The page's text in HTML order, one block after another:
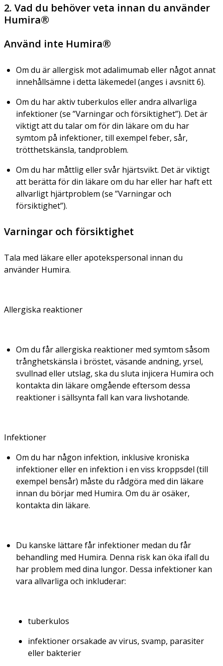
2. Vad du behöver veta innan du använder
Humira®
Använd inte Humira®
Om du är allergisk mot adalimumab eller något annat
innehållsämne i detta läkemedel (anges i avsnitt 6).
Om du har aktiv tuberkulos eller andra allvarliga
infektioner (se ”Varningar och försiktighet”). Det är
viktigt att du talar om för din läkare om du har
symtom på infektioner, till exempel feber, sår,
trötthetskänsla, tandproblem.
Om du har måttlig eller svår hjärtsvikt. Det är viktigt
att berätta för din läkare om du har eller har haft ett
allvarligt hjärtproblem (se ”Varningar och
försiktighet”).
Varningar och försiktighet
Tala med läkare eller apotekspersonal innan du
använder Humira.
Allergiska reaktioner
Om du får allergiska reaktioner med symtom såsom
trånghetskänsla i bröstet, väsande andning, yrsel,
svullnad eller utslag, ska du sluta injicera Humira och
kontakta din läkare omgående eftersom dessa
reaktioner i sällsynta fall kan vara livshotande.
Infektioner
Om du har någon infektion, inklusive kroniska
infektioner eller en infektion i en viss kroppsdel (till
exempel bensår) måste du rådgöra med din läkare
innan du börjar med Humira. Om du är osäker,
kontakta din läkare.
Du kanske lättare får infektioner medan du får
behandling med Humira. Denna risk kan öka ifall du
har problem med dina lungor. Dessa infektioner kan
vara allvarliga och inkluderar:
tuberkulos
infektioner orsakade av virus, svamp, parasiter
eller bakterier